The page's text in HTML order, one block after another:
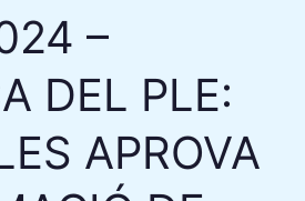
–
DEL PLE:
APROVA